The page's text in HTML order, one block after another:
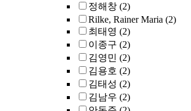
정해창 (2)
Rilke, Rainer Maria (2)
최태영 (2)
이종구 (2)
김영민 (2)
김용호 (2)
김태성 (2)
김남우 (2)